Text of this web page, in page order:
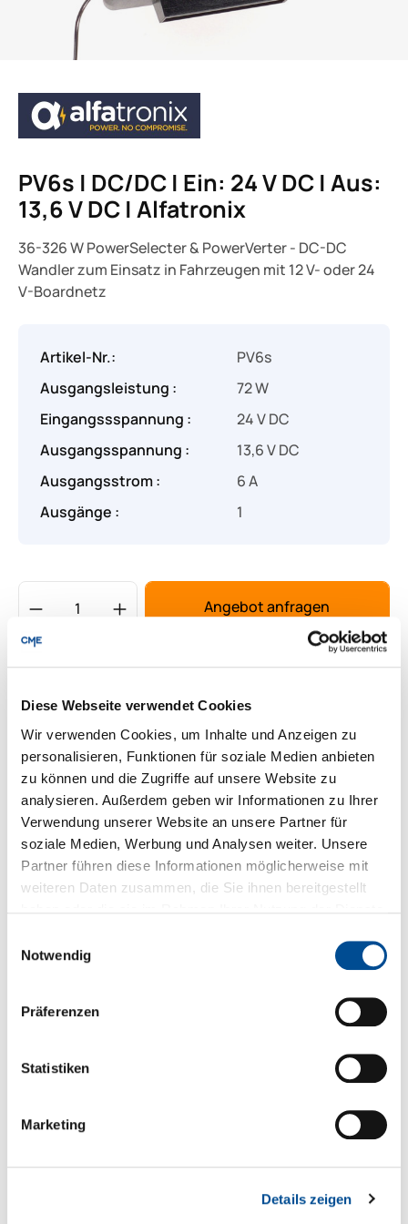
Diese Webseite verwendet Cookies
Wir verwenden Cookies, um Inhalte und Anzeigen zu
personalisieren, Funktionen für soziale Medien anbieten
zu können und die Zugriffe auf unsere Website zu
analysieren. Außerdem geben wir Informationen zu Ihrer
Verwendung unserer Website an unsere Partner für
soziale Medien, Werbung und Analysen weiter. Unsere
Partner führen diese Informationen möglicherweise mit
weiteren Daten zusammen, die Sie ihnen bereitgestellt
Notwendig
Präferenzen
Statistiken
Marketing
Details zeigen
PV6s | DC/DC | Ein: 24 V DC | Aus:
13,6 V DC | Alfatronix
36-326 W PowerSelecter & PowerVerter - DC-DC
Wandler zum Einsatz in Fahrzeugen mit 12 V- oder 24
V-Boardnetz
Lieferung & Rücksendungen
Artikel-Nr.:
PV6s
Ausgangsleistung :
72 W
Eingangssspannung :
24 V DC
Ausgangsspannung :
13,6 V DC
Ausgangsstrom :
6 A
Ausgänge :
1
Produkt Anzahl: Gib den gewünschten
Angebot anfragen
Downloads zum Produkt
Fragen zum Produkt
Technische Details
SMD-Technik* unempfindlich gegen Feuchte und